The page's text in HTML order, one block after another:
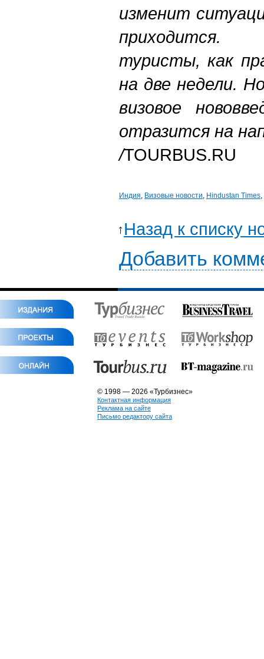
изменит
приходится.
туристы, как
на две недели.
визовое
отразится на
/TOURBUS.RU
Индия, Визовые новости, Hindustan Times,
Назад к списку
Добавить
© 1998 — 2026 «Турбизнес»
Контактная информация
Реклама на сайте
Письмо редактору сайта